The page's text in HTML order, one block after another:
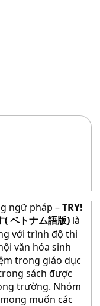
ngữ pháp –TRY!
( ベトナム語版) là
với trình độ thi
văn hóa sinh
trong giáo dục
sách được
trường. Nhóm
muốn các